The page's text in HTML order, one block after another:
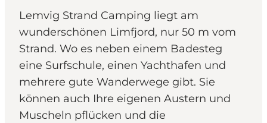
Events
Unterkunft
Mach deine Urlaubsplanung
Lemvig Strand Camping liegt am
wunderschönen Limfjord, nur 50 m vom
Strand. Wo es neben einem Badesteg
eine Surfschule, einen Yachthafen und
mehrere gute Wanderwege gibt. Sie
können auch Ihre eigenen Austern und
Muscheln pflücken und die